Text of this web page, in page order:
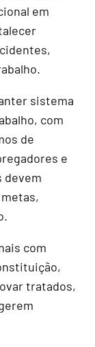
em
sistema
com
de
e
devem
com
tratados,